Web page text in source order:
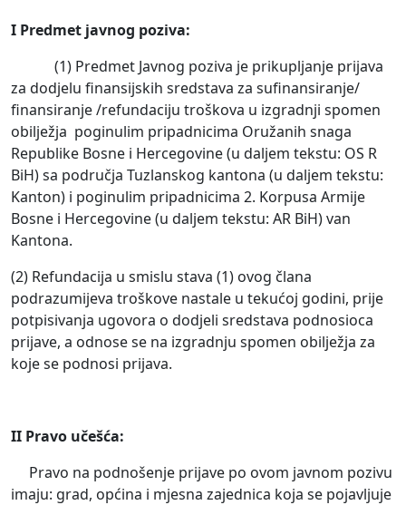
I Predmet javnog poziva:
(1) Predmet Javnog poziva je prikupljanje prijava
za dodjelu finansijskih sredstava za sufinansiranje/
finansiranje /refundaciju troškova u izgradnji spomen
obilježja poginulim pripadnicima Oružanih snaga
Republike Bosne i Hercegovine (u daljem tekstu: OS R
BiH) sa područja Tuzlanskog kantona (u daljem tekstu:
Kanton) i poginulim pripadnicima 2. Korpusa Armije
Bosne i Hercegovine (u daljem tekstu: AR BiH) van
Kantona.
(2) Refundacija u smislu stava (1) ovog člana
podrazumijeva troškove nastale u tekućoj godini, prije
potpisivanja ugovora o dodjeli sredstava podnosioca
prijave, a odnose se na izgradnju spomen obilježja za
koje se podnosi prijava.
II Pravo učešća:
Pravo na podnošenje prijave po ovom javnom pozivu
imaju: grad, općina i mjesna zajednica koja se pojavljuje